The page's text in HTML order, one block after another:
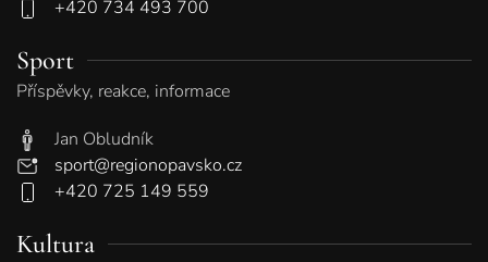
+420 734 493 700
Sport
Příspěvky, reakce, informace
Jan Obludník
sport@regionopavsko.cz
+420 725 149 559
Kultura